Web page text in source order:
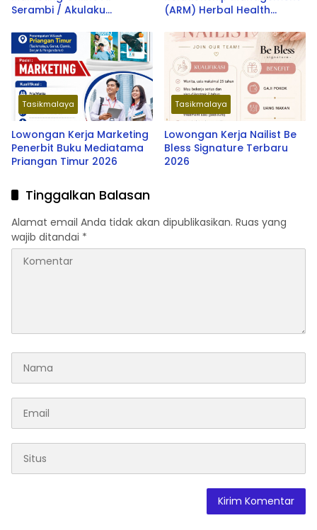
Serambi / Akulaku
– Peluang Karir
Mangkubumi
(ARM) Herbal Health
Tasikmalaya
Lowongan Kerja Marketing
Penerbit Buku Mediatama
Priangan Timur 2026
Tasikmalaya
Lowongan Kerja Nailist Be
Bless Signature Terbaru
2026
Tinggalkan Balasan
Alamat email Anda tidak akan dipublikasikan. Ruas yang
wajib ditandai *